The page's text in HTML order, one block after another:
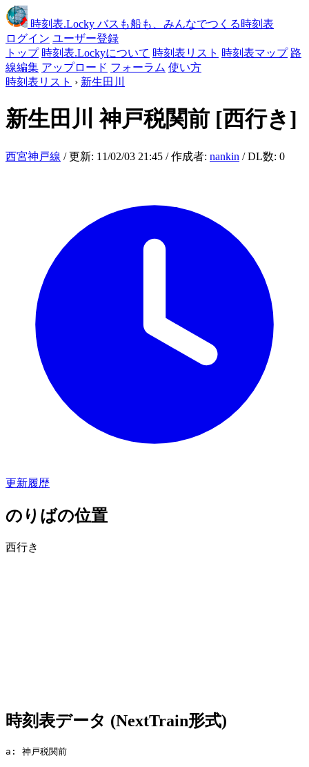
時刻表.Locky バスも船も、みんなでつくる時刻表
ログイン ユーザー登録
トップ 時刻表.Lockyについて 時刻表リスト 時刻表マップ 路
線編集 アップロード フォーラム 使い方
時刻表リスト › 新生田川
新生田川神戸税関前 [西行き]
西宮神戸線 / 更新: 11/02/03 21:45 / 作成者: nankin / DL数: 0
更新履歴
のりばの位置
西行き
時刻表データ (NextTrain形式)
a: 神戸税関前